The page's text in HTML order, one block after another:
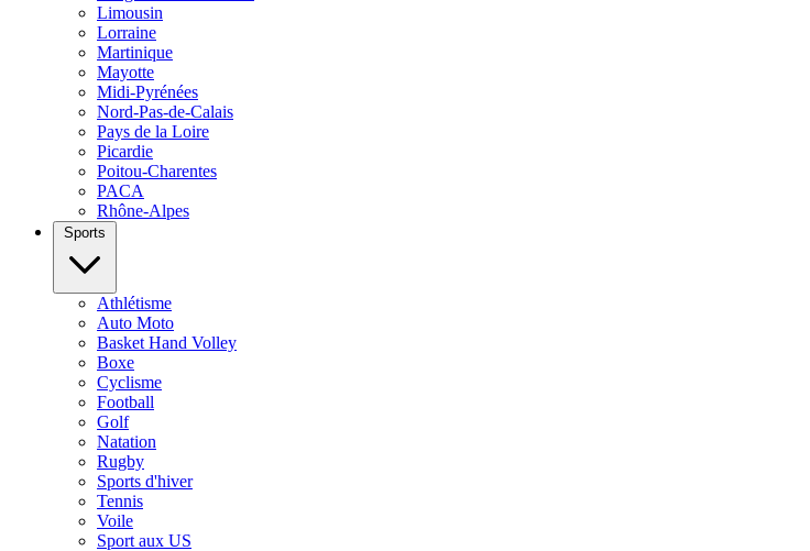
Limousin
Lorraine
Martinique
Mayotte
Midi-Pyrénées
Nord-Pas-de-Calais
Pays de la Loire
Picardie
Poitou-Charentes
PACA
Rhône-Alpes
Sports
Athlétisme
Auto Moto
Basket Hand Volley
Boxe
Cyclisme
Football
Golf
Natation
Rugby
Sports d'hiver
Tennis
Voile
Sport aux US